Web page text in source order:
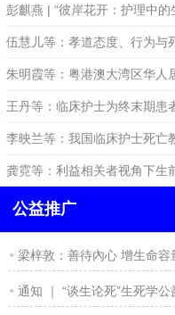
彭麒燕 | “彼岸花开：护理中的
伍慧儿等：孝道态度、行为与
大湾区死亡系统发展的启示
朱明霞等：粤港澳大湾区华人
探
王丹等：临床护士为终末期患
李映兰等：我国临床护士死亡
龚霓等：利益相关者视角下生
公益推广
梁梓敦：善待內心 增生命容
通知 ｜ “谈生论死”生死学公